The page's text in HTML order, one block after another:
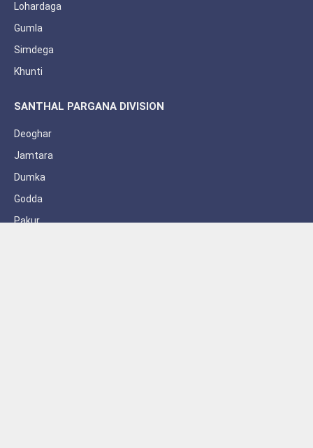
Lohardaga
Gumla
Simdega
Khunti
SANTHAL PARGANA DIVISION
Deoghar
Jamtara
Dumka
Godda
Pakur